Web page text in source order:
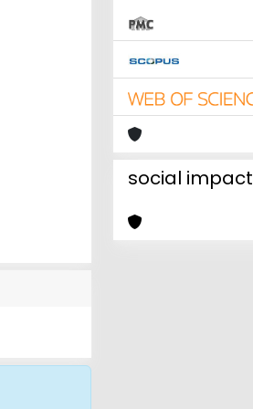
social impact